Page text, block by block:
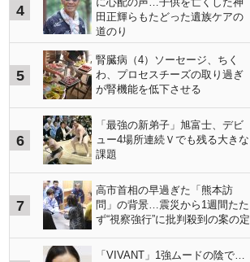
4
田正輝らもたどった遺族ケアの
道のり
5
腎臓病（4）ソーセージ、ちく
わ、プロセスチーズの取り過ぎ
が腎機能を低下させる
6
「最強の新弟子」旭富士、デビ
ュー4場所連続Ｖでも残る大きな
課題
7
高市首相の早過ぎた「熊本訪
問」の背景…震災から1週間たた
ず“視察強行”に批判殺到の案の定
「VIVANT」1強ムードの陰で…